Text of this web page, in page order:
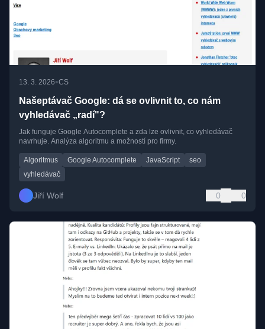
13. 3. 2026•CS
Našeptávač Google: dá se ovlivnit to, co nám
vyhledávač „radí"?
Jak funguje Google Autocomplete a zda lze ovlivnit, co vyhledávač
navrhuje. Analýza algoritmu a možností pro firmy.
Algoritmus Google Autocomplete JavaScript
seo
vyhledávač
Jiří Wolf 0 0